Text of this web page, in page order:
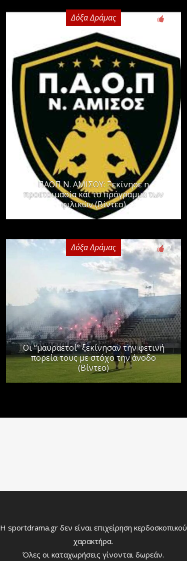
Δόξα Δράμας
ΠΑΟΠ Ν. ΑΜΙΣΟΥ: Ξεκίνησε η
προετοιμασία και το πρόγραμμα των
φιλικών (Βίντεο)
Δόξα Δράμας 2
Οι “μαυραετοί” ξεκίνησαν την φετινή
πορεία τους με στόχο την άνοδο
(Βίντεο)
Η sportdrama.gr δεν είναι επιχείρηση κερδοσκοπικού
χαρακτήρα.
Όλες οι καταχωρήσεις γίνονται δωρεάν.